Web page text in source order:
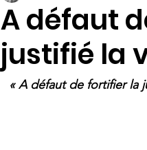
A défaut
justifié la
« A défaut de fortifier la